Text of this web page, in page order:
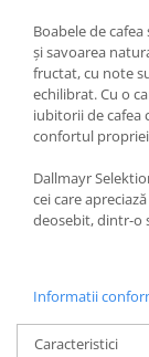
Boabele de
și savoarea
fructat, cu note
echilibrat. Cu o
iubitorii de cafea
confortul
Dallmayr
cei care
deosebit, dintr-o
Informatii
Caracteristici